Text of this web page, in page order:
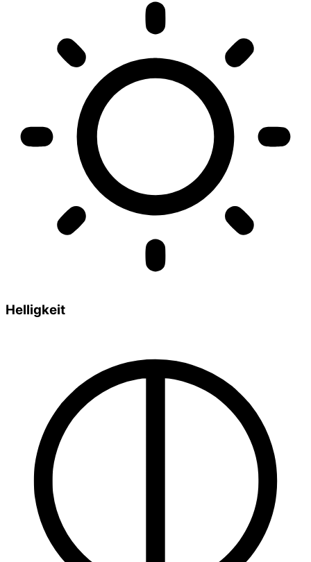
Helligkeit